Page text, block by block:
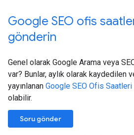
Google SEO ofis
gönderin
Genel olarak Google Arama veya
var? Bunlar, aylık olarak kaydedilen
yayınlanan Google SEO Ofis Saatleri
olabilir.
Soru gönder